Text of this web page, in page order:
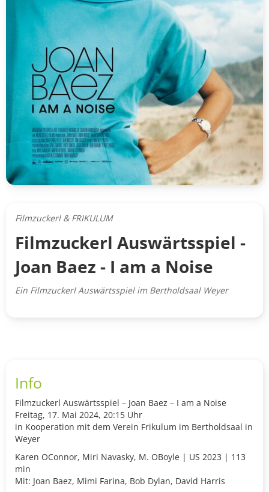
Filmzuckerl & FRIKULUM
Filmzuckerl Auswärtsspiel -
Joan Baez - I am a Noise
Ein Filmzuckerl Auswärtsspiel im Bertholdsaal Weyer
Info
Filmzuckerl Auswärtsspiel – Joan Baez – I am a Noise
Freitag, 17. Mai 2024, 20:15 Uhr
in Kooperation mit dem Verein Frikulum im Bertholdsaal in
Weyer
Karen OConnor, Miri Navasky, M. OBoyle | US 2023 | 113
min
Mit: Joan Baez, Mimi Farina, Bob Dylan, David Harris